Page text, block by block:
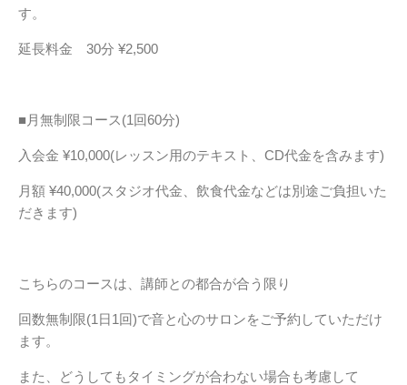
す。
延長料金 30分 ¥2,500
■月無制限コース(1回60分)
入会金 ¥10,000(レッスン用のテキスト、CD代金を含みます)
月額 ¥40,000(スタジオ代金、飲食代金などは別途ご負担いた
だきます)
こちらのコースは、講師との都合が合う限り
回数無制限(1日1回)で音と心のサロンをご予約していただけ
ます。
また、どうしてもタイミングが合わない場合も考慮して